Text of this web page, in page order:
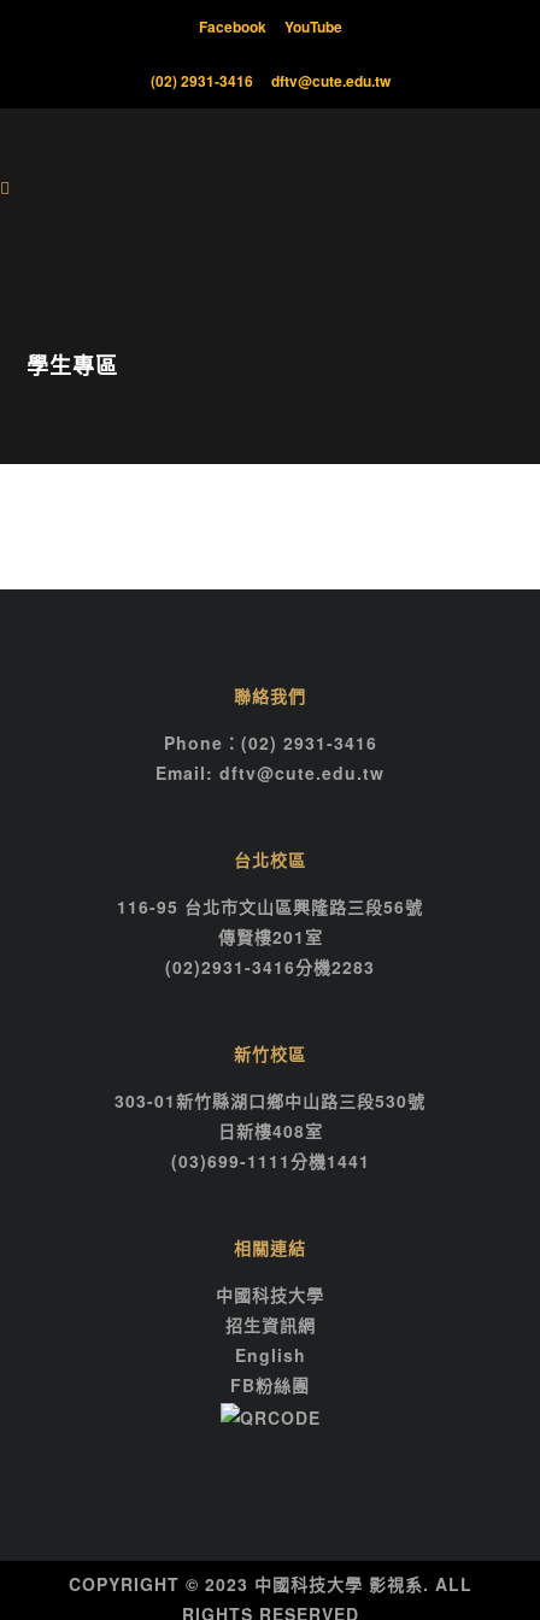
Facebook YouTube
(02) 2931-3416 dftv@cute.edu.tw
學生專區
聯絡我們
Phone：(02) 2931-3416
Email: dftv@cute.edu.tw
台北校區
116-95 台北市文山區興隆路三段56號
傳賢樓201室
(02)2931-3416分機2283
新竹校區
303-01新竹縣湖口鄉中山路三段530號
日新樓408室
(03)699-1111分機1441
相關連結
中國科技大學
招生資訊網
English
FB粉絲團
COPYRIGHT © 2023 中國科技大學 影視系. ALL
RIGHTS RESERVED